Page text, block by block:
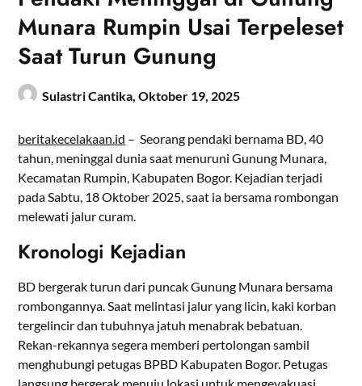
Munara Rumpin Usai Terpeleset
Saat Turun Gunung
Sulastri Cantika,Oktober 19, 2025
beritakecelakaan.id – Seorang pendaki bernama BD, 40
tahun, meninggal dunia saat menuruni Gunung Munara,
Kecamatan Rumpin, Kabupaten Bogor. Kejadian terjadi
pada Sabtu, 18 Oktober 2025, saat ia bersama rombongan
melewati jalur curam.
Kronologi Kejadian
BD bergerak turun dari puncak Gunung Munara bersama
rombongannya. Saat melintasi jalur yang licin, kaki korban
tergelincir dan tubuhnya jatuh menabrak bebatuan.
Rekan-rekannya segera memberi pertolongan sambil
menghubungi petugas BPBD Kabupaten Bogor. Petugas